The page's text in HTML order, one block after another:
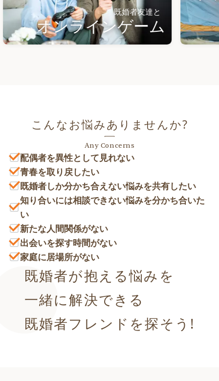
既婚者友達と
オンラインゲーム
こんなお悩みありませんか?
Any Concerns
配偶者を異性として見れない
青春を取り戻したい
既婚者しか分かち合えない悩みを共有したい
知り合いには相談できない悩みを分かち合いた
い
新たな人間関係がない
出会いを探す時間がない
家庭に居場所がない
既婚者が抱える悩みを
一緒に解決できる
既婚者フレンドを探そう!